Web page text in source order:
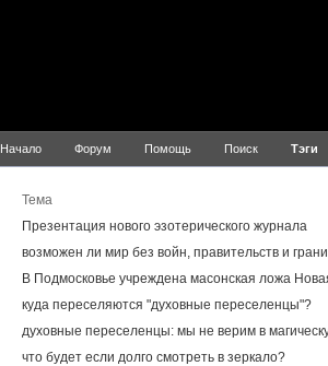
Начало Форум Помощь Поиск Тэги
Тема
Презентация нового эзотерического журнала
возможен ли мир без войн, правительств и
В Подмосковье учреждена масонская ложа
куда переселяются "духовные переселенцы"?
духовные переселенцы: мы не верим в
что будет если долго смотреть в зеркало?